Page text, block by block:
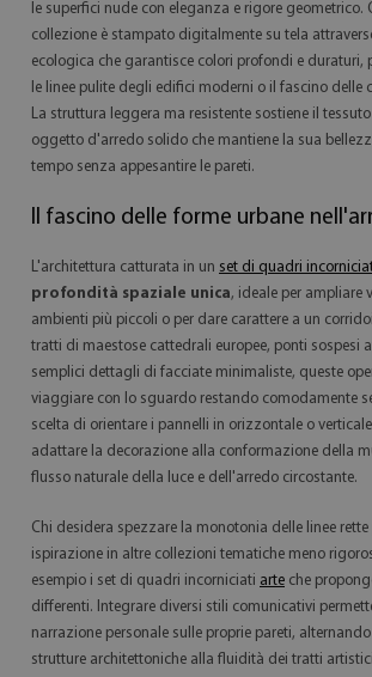
le superfici nude con eleganza e rigore geometrico.
collezione è stampato digitalmente su tela
ecologica che garantisce colori profondi e duraturi,
le linee pulite degli edifici moderni o il fascino delle
La struttura leggera ma resistente sostiene il
oggetto d'arredo solido che mantiene la sua
tempo senza appesantire le pareti.
Il fascino delle forme urbane
L'architettura catturata in un set di quadri
profondità spaziale unica, ideale per ampliare
ambienti più piccoli o per dare carattere a un
tratti di maestose cattedrali europee, ponti sospesi
semplici dettagli di facciate minimaliste, queste
viaggiare con lo sguardo restando comodamente
scelta di orientare i pannelli in orizzontale o
adattare la decorazione alla conformazione della
flusso naturale della luce e dell'arredo circostante.
Chi desidera spezzare la monotonia delle linee
ispirazione in altre collezioni tematiche meno
esempio i set di quadri incorniciati arte che
differenti. Integrare diversi stili comunicativi
narrazione personale sulle proprie pareti,
strutture architettoniche alla fluidità dei tratti